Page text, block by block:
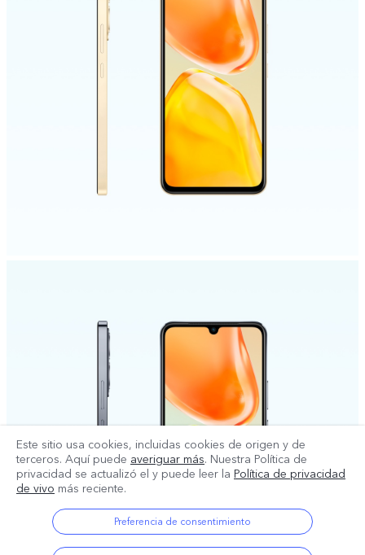
Este sitio usa cookies, incluidas cookies de origen y de
terceros. Aquí puede averiguar más. Nuestra Política de
privacidad se actualizó el y puede leer la Política de privacidad
de vivo más reciente.
Preferencia de consentimiento